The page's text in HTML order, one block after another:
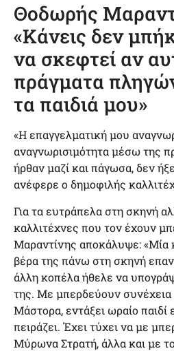
Θοδωρής
«Κάνεις δεν
να σκεφτεί αν
πράγματα
τα παιδιά μου»
«Η επαγγελματική μου
αναγνωρισιμότητα μέσω της
ήρθαν μαζί και πάγωσα, δεν
ανέφερε ο δημοφιλής
Για τα ευτράπελα στη σκηνή
καλλιτέχνες που τον έχουν
Μαραντίνης αποκάλυψε: «Μία
βέρα της πάνω στη σκηνή
άλλη κοπέλα ήθελε να
της. Με μπερδεύουν
Μάστορα, εντάξει ωραίο παιδί
πειράζει. Έχει τύχει να με
Μύρωνα Στρατή, άλλα και με